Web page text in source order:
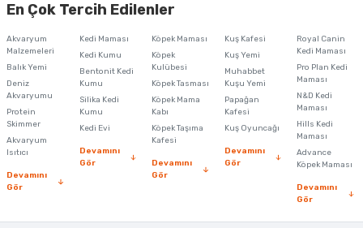
iletebilirsiniz.
Ürün resmi kalitesiz, bozuk veya görüntülenemiyor.
Ürün açıklamasında eksik bilgiler bulunuyor.
Ürün bilgilerinde hatalar bulunuyor.
Ürün fiyatı diğer sitelerden daha pahalı.
Bu ürüne benzer farklı alternatifler olmalı.
En Çok Tercih Edilenler
Akvaryum
Malzemeleri
Balık Yemi
Deniz
Akvaryumu
Protein
Skimmer
Akvaryum
Isıtıcı
Devamını
Gör
Kedi Maması
Kedi Kumu
Bentonit Kedi
Kumu
Silika Kedi
Kumu
Kedi Evi
Devamını
Gör
Köpek Maması
Köpek
Kulübesi
Köpek Tasması
Köpek Mama
Kabı
Köpek Taşıma
Kafesi
Devamını
Gör
Kuş Kafesi
Kuş Yemi
Muhabbet
Kuşu Yemi
Papağan
Kafesi
Kuş Oyuncağı
Devamını
Gör
Royal Canin
Kedi Maması
Pro Plan Kedi
Maması
N&D Kedi
Maması
Hills Kedi
Maması
Advance
Köpek Maması
Devamını
Gör